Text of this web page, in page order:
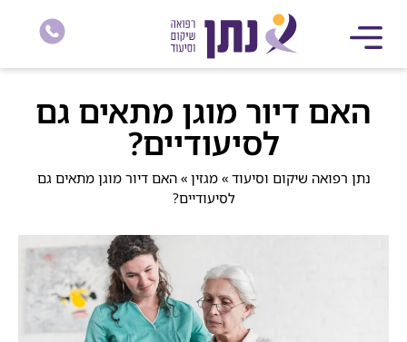
האם דיור מוגן מתאים גם
לסיעודיים?
נתן רפואה שיקום וסיעוד »מגזין »האם דיור מוגן מתאים גם
לסיעודיים?